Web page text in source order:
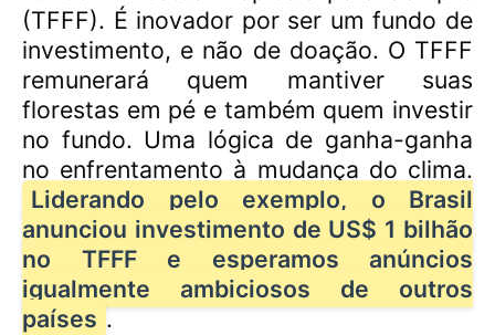
(TFFF). É inovador por ser um fundo de
investimento, e não de doação. O TFFF
remunerará quem mantiver suas
florestas em pé e também quem investir
no fundo. Uma lógica de ganha-ganha
no enfrentamento à mudança do clima.
Liderando pelo exemplo, o Brasil
anunciou investimento de US$ 1 bilhão
no TFFF e esperamos anúncios
igualmente ambiciosos de outros
países .